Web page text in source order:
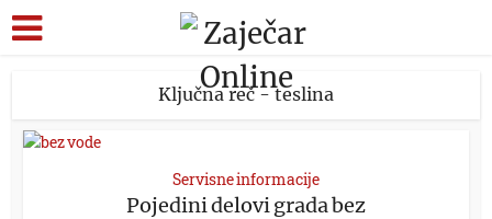
Ključna reč - teslina
Servisne informacije
Pojedini delovi grada bez